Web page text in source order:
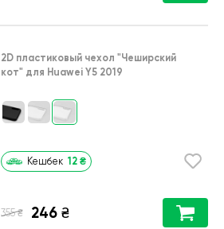
2D пластиковый чехол "Чеширский
кот" для Huawei Y5 2019
Кешбек 12 ₴
355 ₴ 246 ₴